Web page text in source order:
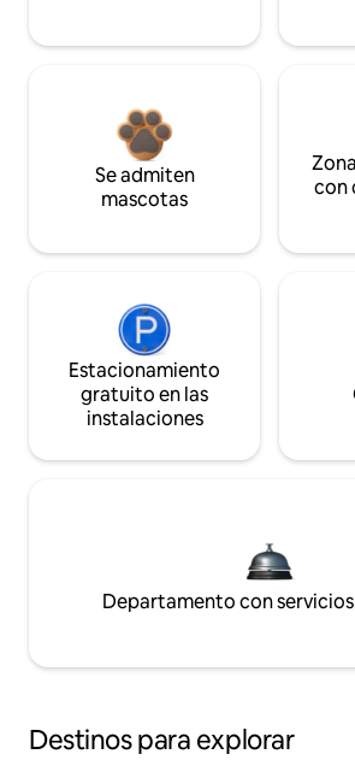
Se admiten
mascotas
con
Estacionamiento
gratuito en las
instalaciones
Departamento con
Destinos para explorar